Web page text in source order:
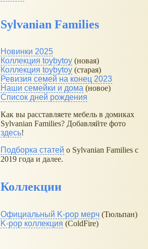
Sylvanian Families
Новинки 2025
Коллекция toybytoy (новая)
Коллекция toybytoy (старая)
Ревизия семей на конец 2023
Наши семейки и дома (новое)
Список дней рождения
Как вы расставляете мебель в домиках
Sylvanian Families? Добавляйте фото
здесь!
Подборка статей о Sylvanian Families с
2019 года и далее.
Коллекции
Официальный K-pop мерч (Тюльпан)
K-pop коллекция (ColdFire)